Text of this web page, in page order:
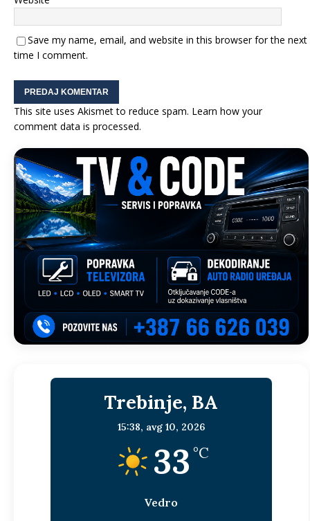
Save my name, email, and website in this browser for the next
time I comment.
This site uses Akismet to reduce spam. Learn how your
comment data is processed.
Trebinje, BA
15:38, avg 10, 2026
33 °C
Vedro